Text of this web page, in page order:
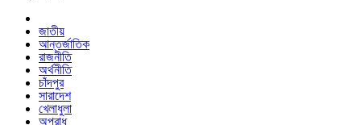
জাতীয়
আন্তর্জাতিক
রাজনীতি
অর্থনীতি
চাঁদপুর
সারাদেশ
খেলাধুলা
অপরাধ